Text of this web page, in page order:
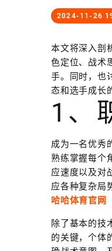
2024-11-26
本文将深入剖
色定位、战术
手。同时，也
态和选手成长
1、
成为一名优秀
熟练掌握每个
应速度以及对
应各种复杂局
哈哈体育官网
除了基本的技
的关键，个体